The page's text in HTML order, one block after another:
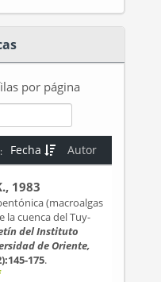
por página
Autor
Fecha
1983
(macroalgas
la cuenca del Tuy-
del Instituto
de Oriente,
175.